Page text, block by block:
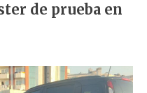
de prueba en